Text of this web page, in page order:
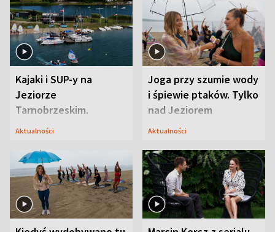
Kajaki i SUP-y na
Jeziorze
Tarnobrzeskim.
Przyrodnicy zwracają
Aktualności
Joga przy szumie wody
i śpiewie ptaków. Tylko
nad Jeziorem
Tarnobrzeskim
Aktualności